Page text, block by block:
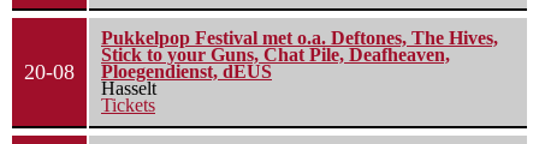
20-08
Pukkelpop Festival met o.a. Deftones, The Hives,
Stick to your Guns, Chat Pile, Deafheaven,
Ploegendienst, dEUS
Hasselt
Tickets